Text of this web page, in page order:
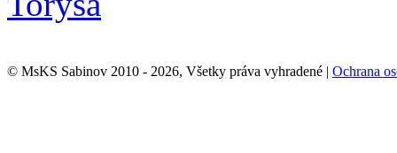
© MsKS Sabinov 2010 - 2026, Všetky práva vyhradené | Ochrana